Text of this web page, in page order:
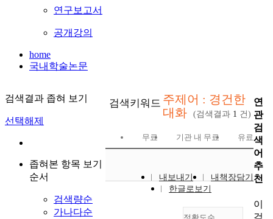
연구보고서
공개강의
home
국내학술논문
검색결과 좁혀 보기
선택해제
좁혀본 항목 보기
순서
검색량순
가나다순
검색키워드 주제어 : 경건한
대화
(검색결과 1 건)
무료 기관 내 무료 유료
내보내기
내책장담기
한글로보기
연
관
검
색
어
추
천
이
검